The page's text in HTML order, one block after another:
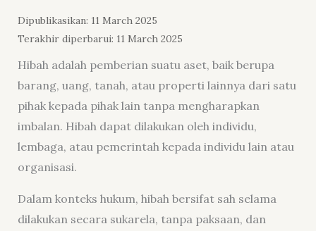
Dipublikasikan: 11 March 2025
Terakhir diperbarui: 11 March 2025
Hibah adalah pemberian suatu aset, baik berupa
barang, uang, tanah, atau properti lainnya dari satu
pihak kepada pihak lain tanpa mengharapkan
imbalan. Hibah dapat dilakukan oleh individu,
lembaga, atau pemerintah kepada individu lain atau
organisasi.
Dalam konteks hukum, hibah bersifat sah selama
dilakukan secara sukarela, tanpa paksaan, dan